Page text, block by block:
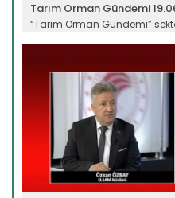
Tarım Orman Gündemi
“Tarım Orman Gündemi”
Devamını Oku ->